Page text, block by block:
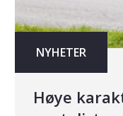
NYHETER
Høye